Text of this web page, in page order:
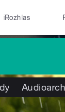
iRozhlas